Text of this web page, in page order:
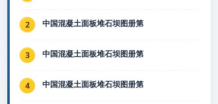
2 中国混凝土面板堆石坝图册第
3 中国混凝土面板堆石坝图册第
4 中国混凝土面板堆石坝图册第